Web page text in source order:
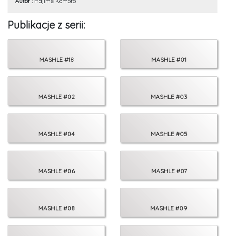
Publikacje z serii:
MASHLE #18 MASHLE #01
MASHLE #02 MASHLE #03
MASHLE #04 MASHLE #05
MASHLE #06 MASHLE #07
MASHLE #08 MASHLE #09